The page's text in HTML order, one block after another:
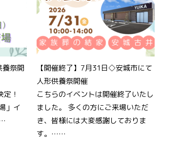
祭開
！
」イ
【開催終了】7月31日◇安城市にて
人形供養祭開催
こちらのイベントは開催終了いたし
ました。 多くの方にご来場いただ
き、皆様には大変感謝しておりま
す。……